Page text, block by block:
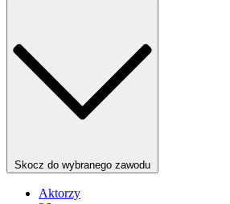
Skocz do wybranego zawodu
Aktorzy